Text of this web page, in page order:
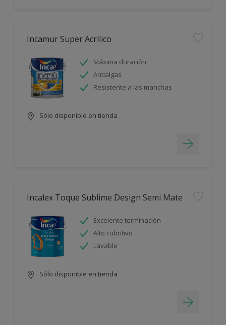
Incamur Super Acrílico
Máxima duración
Antialgas
Resistente a las manchas
Sólo disponible en tienda
Incalex Toque Sublime Design Semi Mate
Excelente terminación
Alto cubritivo
Lavable
Sólo disponible en tienda